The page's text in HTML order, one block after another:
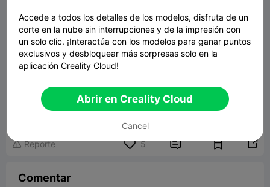
Drinking straw elbow connector
163.36KB Modelo 3D relacionado
 Reporte 5  
Comentar
Accede a todos los detalles de los modelos, disfruta de un
corte en la nube sin interrupciones y de la impresión con
un solo clic. ¡Interactúa con los modelos para ganar puntos
exclusivos y desbloquear más sorpresas solo en la
aplicación Creality Cloud!
Abrir en Creality Cloud
Cancel